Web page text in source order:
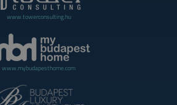
www.towerconsulting.hu
www.mybudapesthome.com